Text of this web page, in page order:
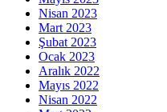
Nisan 2023
Mart 2023
Şubat 2023
Ocak 2023
Aralık 2022
Mayıs 2022
Nisan 2022